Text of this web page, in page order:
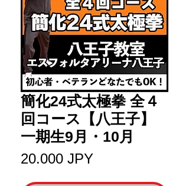
簡化24式太極拳 全４
回コース【八王子】
一期生9月・10月
20.000 JPYPrezzo